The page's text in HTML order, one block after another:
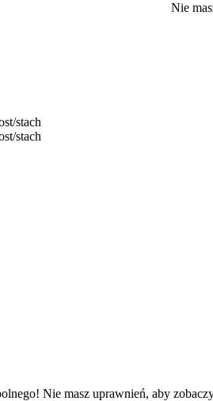
Nie
stach
stach
Nie masz uprawnień, aby